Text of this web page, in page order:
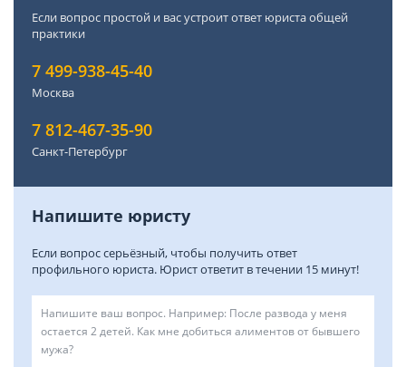
Если вопрос простой и вас устроит ответ юриста общей
практики
7 499-938-45-40
Москва
7 812-467-35-90
Санкт-Петербург
Напишите юристу
Если вопрос серьёзный, чтобы получить ответ
профильного юриста. Юрист ответит в течении 15 минут!